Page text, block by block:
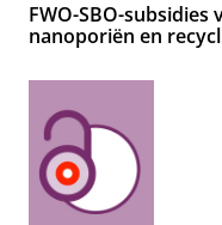
FWO-SBO-
nanoporiën en